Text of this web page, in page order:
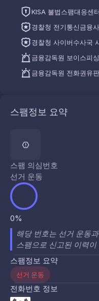
KISA 불법스팸대응센터
경찰청 전기통신금융
경찰청 사이버수사국
금융감독원 보이스피
금융감독원 전화권유
스팸정보 요약
스팸 의심번호
선거 운동
0%
해당 번호는 선거 운동
스팸으로 신고된 이력이
스팸정보 요약
선거 운동
전화번호 정보